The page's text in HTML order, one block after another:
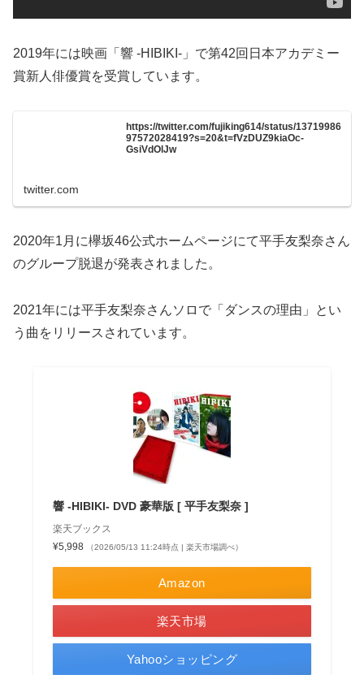
2019年には映画「響 -HIBIKI-」で第42回日本アカデミー
賞新人俳優賞を受賞しています。
https://twitter.com/fujiking614/status/13719986
97572028419?s=20&t=fVzDUZ9kiaOc-
GsiVdOlJw
twitter.com
2020年1月に欅坂46公式ホームページにて平手友梨奈さん
のグループ脱退が発表されました。
2021年には平手友梨奈さんソロで「ダンスの理由」とい
う曲をリリースされています。
響 -HIBIKI- DVD 豪華版 [ 平手友梨奈 ]
楽天ブックス
¥5,998
（2026/05/13 11:24時点 | 楽天市場調べ）
Amazon
楽天市場
Yahooショッピング